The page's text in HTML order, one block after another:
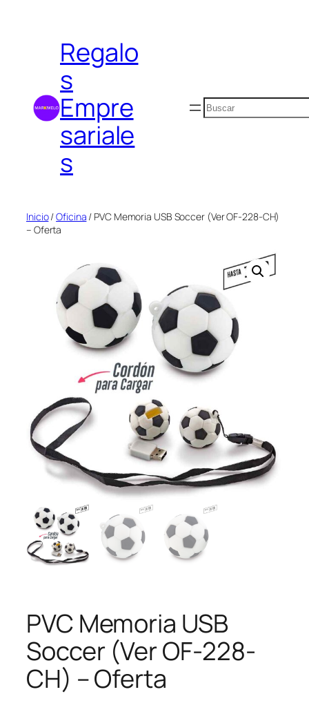
contenidoRegalo
s
Empre
sariale
s
Buscar
Inicio/Oficina / PVC Memoria USB Soccer (Ver OF-228-CH)
– Oferta
PVC Memoria USB
Soccer (Ver OF-228-
CH) – Oferta